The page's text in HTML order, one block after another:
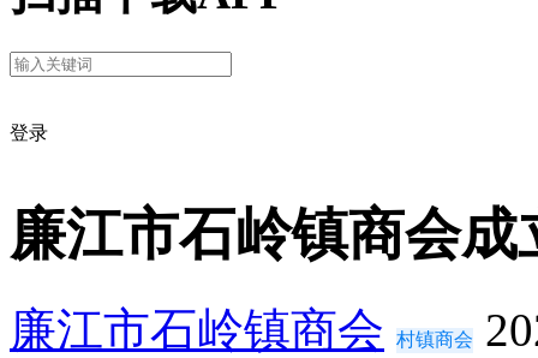
登录
廉江市石岭镇商会
廉江市石岭镇商会 村镇商会